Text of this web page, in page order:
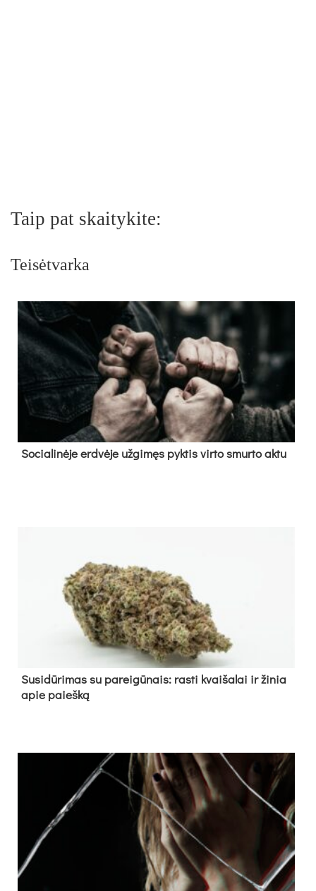
Taip pat skaitykite:
Teisėtvarka
So­cia­li­nė­je erd­vė­je už­gi­męs pyk­tis vir­to smur­to ak­tu
Su­si­dū­ri­mas su pa­rei­gū­nais: ras­ti kvai­ša­lai ir ži­nia
apie paieš­ką